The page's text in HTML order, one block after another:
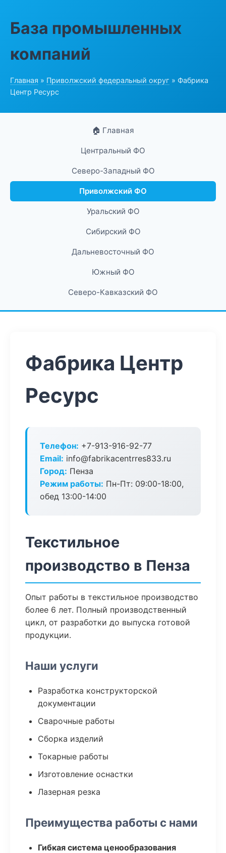
База промышленных
компаний
Главная » Приволжский федеральный округ » Фабрика
Центр Ресурс
🏠 Главная
Центральный ФО
Северо-Западный ФО
Приволжский ФО
Уральский ФО
Сибирский ФО
Дальневосточный ФО
Южный ФО
Северо-Кавказский ФО
Фабрика Центр
Ресурс
Телефон: +7-913-916-92-77
Email: info@fabrikacentrres833.ru
Город: Пенза
Режим работы: Пн-Пт: 09:00-18:00,
обед 13:00-14:00
Текстильное
производство в Пенза
Опыт работы в текстильное производство
более 6 лет. Полный производственный
цикл, от разработки до выпуска готовой
продукции.
Наши услуги
Разработка конструкторской
документации
Сварочные работы
Сборка изделий
Токарные работы
Изготовление оснастки
Лазерная резка
Преимущества работы с нами
Гибкая система ценообразования